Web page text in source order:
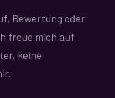
Bewertung oder
freue mich auf
keine